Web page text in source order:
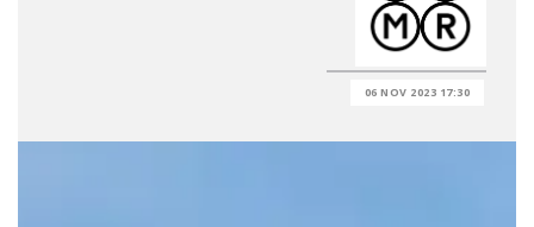
06 NOV 2023 17:30